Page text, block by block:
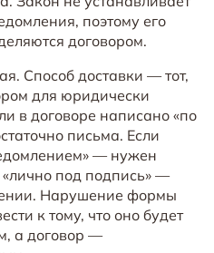
поэтому его
договором.
Способ доставки — тот,
для юридически
в договоре написано «по
письма. Если
— нужен
под подпись» —
Нарушение формы
к тому, что оно будет
а договор —